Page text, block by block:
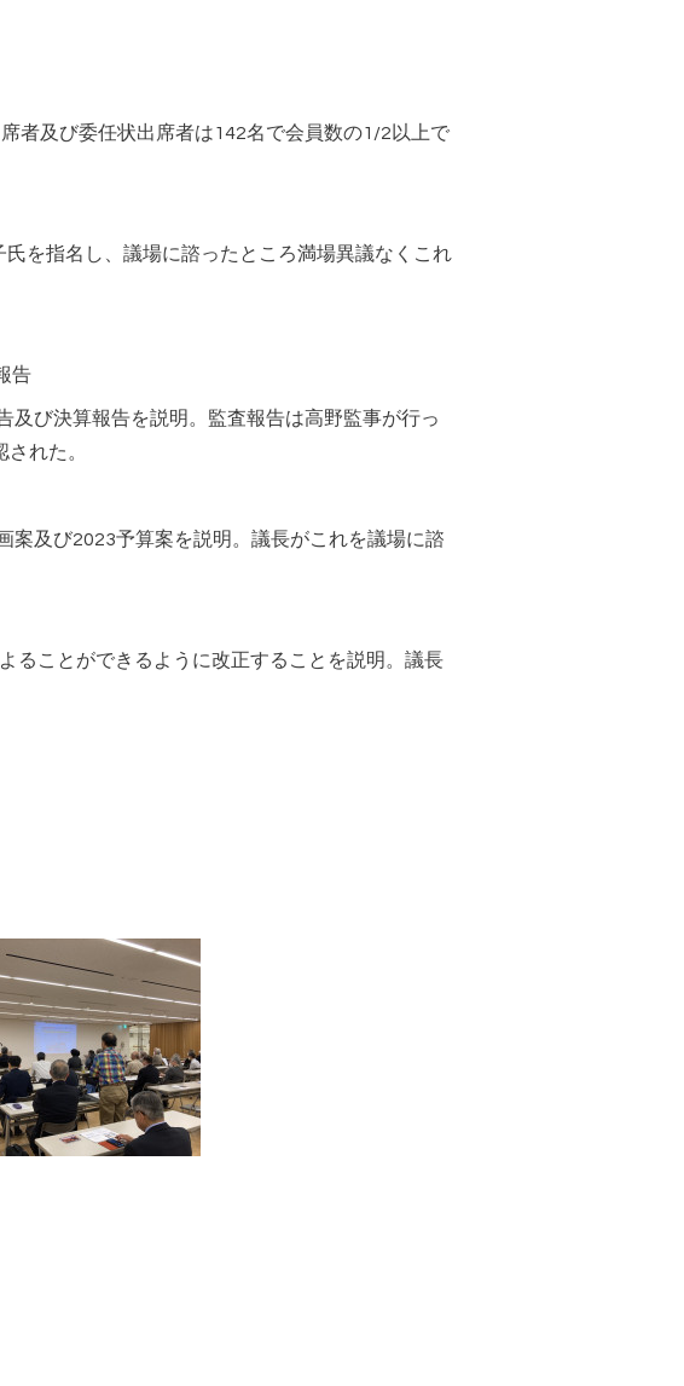
者及び委任状出席者は142名で会員数の1/2以上で
を指名し、議場に諮ったところ満場異議なくこれ
告
び決算報告を説明。監査報告は高野監事が行っ
れた。
及び2023予算案を説明。議長がこれを議場に諮
ことができるように改正することを説明。議長